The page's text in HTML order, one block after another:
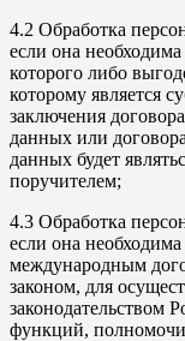
4.2 Обработка
если она
которого либо
которому является
заключения
данных или
данных будет
поручителем;
4.3 Обработка
если она
международным
законом, для
законодательством
функций,